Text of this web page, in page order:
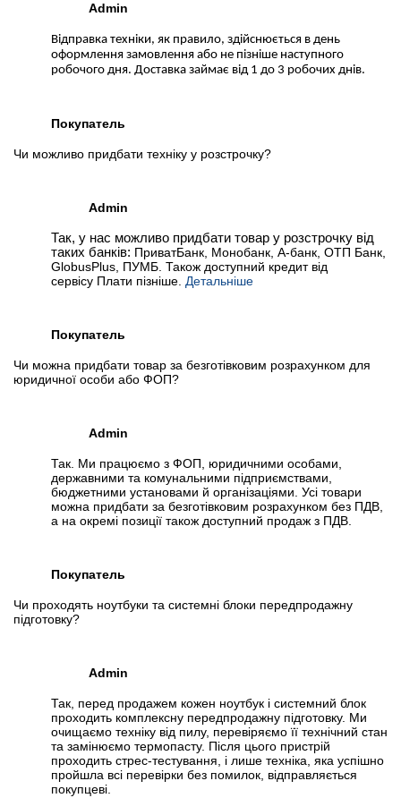
Admin
Відправка техніки, як правило, здійснюється в день
оформлення замовлення або не пізніше наступного
робочого дня. Доставка займає від 1 до 3 робочих днів.
Покупатель
Чи можливо придбати техніку у розстрочку?
Admin
Так, у нас можливо придбати товар у розстрочку від
таких банків: ПриватБанк, Монобанк, А-банк, ОТП Банк,
GlobusPlus, ПУМБ. Також доступний кредит від
сервісу Плати пізніше. Детальніше
Покупатель
Чи можна придбати товар за безготівковим розрахунком для
юридичної особи або ФОП?
Admin
Так. Ми працюємо з ФОП, юридичними особами,
державними та комунальними підприємствами,
бюджетними установами й організаціями. Усі товари
можна придбати за безготівковим розрахунком без ПДВ,
а на окремі позиції також доступний продаж з ПДВ.
Покупатель
Чи проходять ноутбуки та системні блоки передпродажну
підготовку?
Admin
Так, перед продажем кожен ноутбук і системний блок
проходить комплексну передпродажну підготовку. Ми
очищаємо техніку від пилу, перевіряємо її технічний стан
та замінюємо термопасту. Після цього пристрій
проходить стрес-тестування, і лише техніка, яка успішно
пройшла всі перевірки без помилок, відправляється
покупцеві.